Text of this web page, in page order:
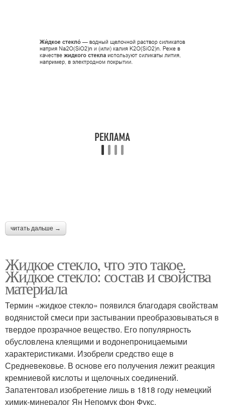
читать дальше →
Жидкое стекло, что это такое.
Жидкое стекло: состав и свойства
материала
Термин «жидкое стекло» появился благодаря свойствам
водянистой смеси при застывании преобразовываться в
твердое прозрачное вещество. Его популярность
обусловлена клеящими и водонепроницаемыми
характеристиками. Изобрели средство еще в
Средневековье. В основе его получения лежит реакция
кремниевой кислоты и щелочных соединений.
Запатентовал изобретение лишь в 1818 году немецкий
химик-минералог Ян Непомук фон Фукс.